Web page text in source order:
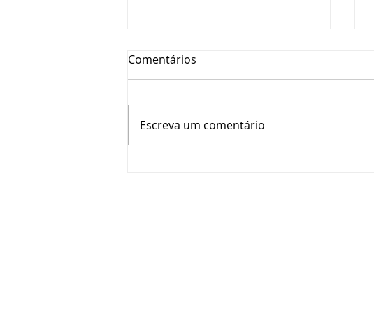
A Cozinha Perfeita
Comentários
Escreva um comentário